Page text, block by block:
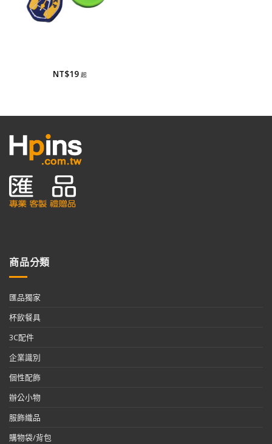
NT$19
商品分類
匯品獨家
杯飲餐具
3C配件
企業識別
個性配飾
辦公小物
服飾織品
購物袋/背包